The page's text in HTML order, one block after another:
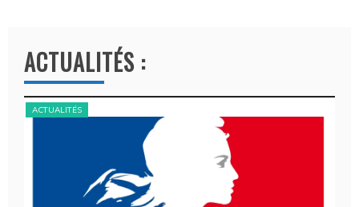
ACTUALITÉS :
ACTUALITÉS